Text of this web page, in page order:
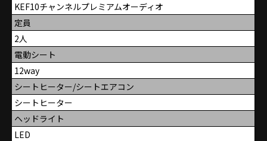
KEF10チャンネルプレミアムオーディオ
定員
2人
電動シート
12way
シートヒーター/シートエアコン
シートヒーター
ヘッドライト
LED